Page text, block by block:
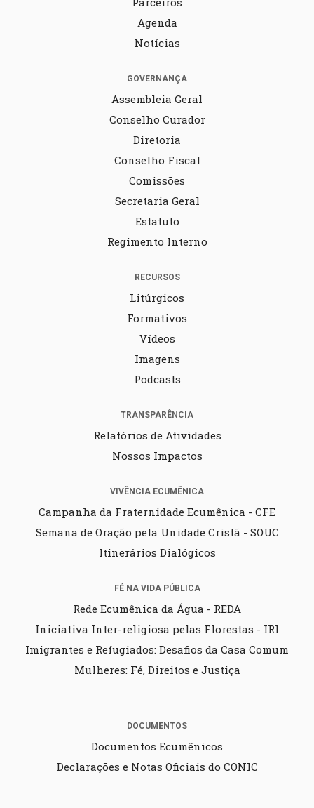
Agenda
Notícias
GOVERNANÇA
Assembleia Geral
Conselho Curador
Diretoria
Conselho Fiscal
Comissões
Secretaria Geral
Estatuto
Regimento Interno
RECURSOS
Litúrgicos
Formativos
Vídeos
Imagens
Podcasts
TRANSPARÊNCIA
Relatórios de Atividades
Nossos Impactos
VIVÊNCIA ECUMÊNICA
Campanha da Fraternidade Ecumênica - CFE
Semana de Oração pela Unidade Cristã - SOUC
Itinerários Dialógicos
FÉ NA VIDA PÚBLICA
Rede Ecumênica da Água - REDA
Iniciativa Inter-religiosa pelas Florestas - IRI
Imigrantes e Refugiados: Desafios da Casa Comum
Mulheres: Fé, Direitos e Justiça
DOCUMENTOS
Documentos Ecumênicos
Declarações e Notas Oficiais do CONIC